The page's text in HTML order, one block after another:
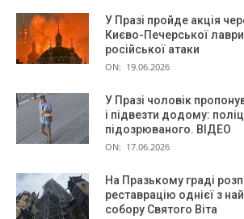
У Празі пройде акція
Києво-Печерської
російської атаки
ON: 19.06.2026
У Празі чоловік
і підвезти додому:
підозрюваного. ВІДЕО
ON: 17.06.2026
На Празькому граді
реставрацію однієї з
собору Святого Віта